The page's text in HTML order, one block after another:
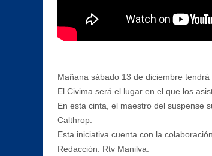
Mañana sábado 13 de diciembre
El Civima será el lugar en el que los
En esta cinta, el maestro del suspense
Calthrop.
Esta iniciativa cuenta con la
Redacción: Rtv Manilva.